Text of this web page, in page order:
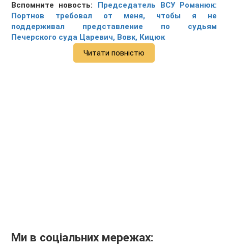
Вспомните новость: Председатель ВСУ Романюк:
Портнов требовал от меня, чтобы я не
поддерживал представление по судьям
Печерского суда Царевич, Вовк, Кицюк
Читати повністю
Ми в соціальних мережах: